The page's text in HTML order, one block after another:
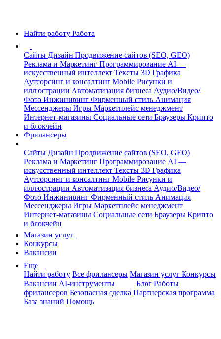
Найти работу Работа
Сайты Дизайн Продвижение сайтов (SEO, GEO)
Реклама и Маркетинг Программирование AI —
искусственный интеллект Тексты 3D Графика
Аутсорсинг и консалтинг Mobile Рисунки и
иллюстрации Автоматизация бизнеса Аудио/Видео/
Фото Инжиниринг Фирменный стиль Анимация
Мессенджеры Игры Маркетплейс менеджмент
Интернет-магазины Социальные сети Браузеры Крипто
и блокчейн
Фрилансеры
Сайты Дизайн Продвижение сайтов (SEO, GEO)
Реклама и Маркетинг Программирование AI —
искусственный интеллект Тексты 3D Графика
Аутсорсинг и консалтинг Mobile Рисунки и
иллюстрации Автоматизация бизнеса Аудио/Видео/
Фото Инжиниринг Фирменный стиль Анимация
Мессенджеры Игры Маркетплейс менеджмент
Интернет-магазины Социальные сети Браузеры Крипто
и блокчейн
Магазин услуг
Конкурсы
Вакансии
Еще
Найти работу Все фрилансеры Магазин услуг Конкурсы
Вакансии AI-инструменты Блог Работы
фрилансеров Безопасная сделка Партнерская программа
База знаний Помощь